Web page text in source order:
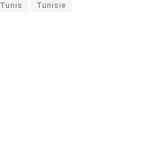
Tunis Tunisie